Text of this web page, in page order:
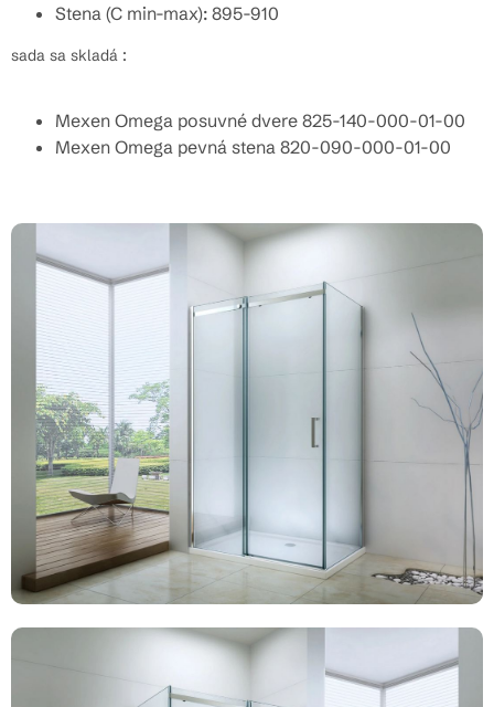
Stena (C min-max): 895-910
sada sa skladá :
Mexen Omega posuvné dvere 825-140-000-01-00
Mexen Omega pevná stena 820-090-000-01-00